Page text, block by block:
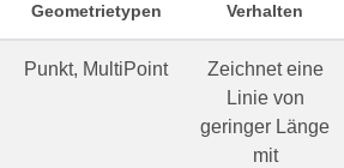
Geometrietypen
Verhalten
Punkt, MultiPoint
Zeichnet eine
Linie von
geringer Länge
mit